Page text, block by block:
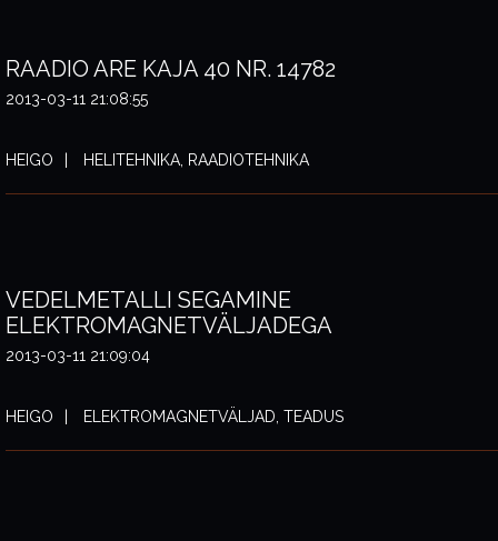
RAADIO ARE KAJA 40 NR. 14782
2013-03-11 21:08:55
HEIGO HELITEHNIKA, RAADIOTEHNIKA
VEDELMETALLI SEGAMINE
ELEKTROMAGNETVÄLJADEGA
2013-03-11 21:09:04
HEIGO ELEKTROMAGNETVÄLJAD, TEADUS